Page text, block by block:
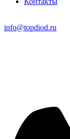
info@topdiod.ru